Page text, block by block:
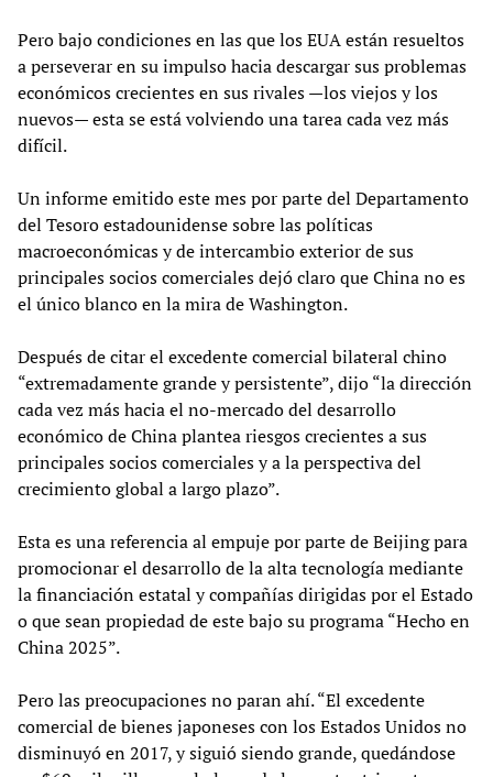
Pero bajo condiciones en las que los EUA están resueltos
a perseverar en su impulso hacia descargar sus problemas
económicos crecientes en sus rivales —los viejos y los
nuevos— esta se está volviendo una tarea cada vez más
difícil.
Un informe emitido este mes por parte del Departamento
del Tesoro estadounidense sobre las políticas
macroeconómicas y de intercambio exterior de sus
principales socios comerciales dejó claro que China no es
el único blanco en la mira de Washington.
Después de citar el excedente comercial bilateral chino
“extremadamente grande y persistente”, dijo “la dirección
cada vez más hacia el no-mercado del desarrollo
económico de China plantea riesgos crecientes a sus
principales socios comerciales y a la perspectiva del
crecimiento global a largo plazo”.
Esta es una referencia al empuje por parte de Beijing para
promocionar el desarrollo de la alta tecnología mediante
la financiación estatal y compañías dirigidas por el Estado
o que sean propiedad de este bajo su programa “Hecho en
China 2025”.
Pero las preocupaciones no paran ahí. “El excedente
comercial de bienes japoneses con los Estados Unidos no
disminuyó en 2017, y siguió siendo grande, quedándose